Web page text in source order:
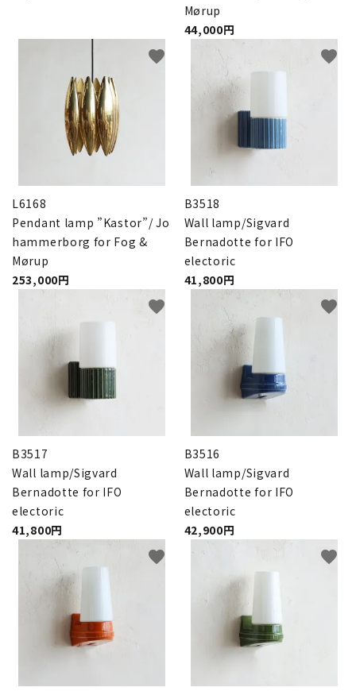
Mørup
44,000円
L6168
Pendant lamp ”Kastor”/ Jo
hammerborg for Fog &
Mørup
253,000円
favorite
B3518
Wall lamp/Sigvard
Bernadotte for IFO
electoric
41,800円
favorite
B3517
Wall lamp/Sigvard
Bernadotte for IFO
electoric
41,800円
favorite
B3516
Wall lamp/Sigvard
Bernadotte for IFO
electoric
42,900円
favorite
favorite favorite